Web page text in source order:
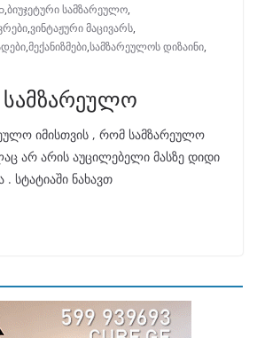
,ბიუჯეტური სამზარეულო,
,ვინტაჟური მაცივარს,
,მექანიზმები,სამზარეულოს დიზაინი,
სამზარეულო
იმისთვის , რომ სამზარეულო
არ არის აუცილებელი მასზე დიდი
. სტატიაში ნახავთ